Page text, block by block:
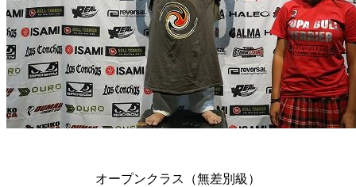
オープンクラス（無差別級）